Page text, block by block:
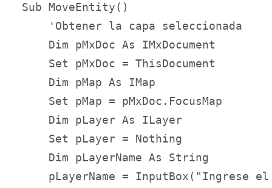
Sub MoveEntity()
    'Obtener la capa seleccionada
    Dim pMxDoc As IMxDocument
    Set pMxDoc = ThisDocument
    Dim pMap As IMap
    Set pMap = pMxDoc.FocusMap
    Dim pLayer As ILayer
    Set pLayer = Nothing
    Dim pLayerName As String
pLayerName = InputBox("Ingrese